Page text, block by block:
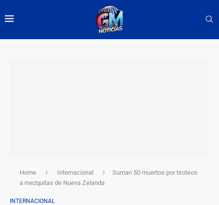
Home Internacional
Suman 50 muertos por tiroteos
a mezquitas de Nueva Zelanda
INTERNACIONAL